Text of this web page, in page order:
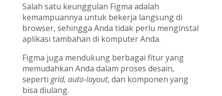
Salah satu keunggulan Figma adalah
kemampuannya untuk bekerja langsung di
browser, sehingga Anda tidak perlu menginstal
aplikasi tambahan di komputer Anda.
Figma juga mendukung berbagai fitur yang
memudahkan Anda dalam proses desain,
seperti grid, auto-layout, dan komponen yang
bisa diulang.